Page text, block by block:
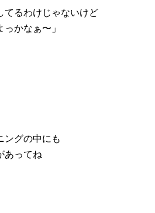
てるわけじゃないけど
かなぁ〜」
ングの中にも
あってね